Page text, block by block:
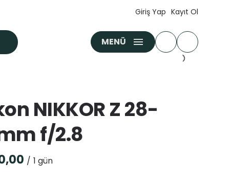
Giriş Yap Kayıt Ol
MENÜ
NIKKOR Z 28-
f/2.8
/